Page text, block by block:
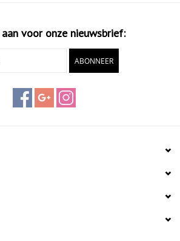
voor onze nieuwsbrief:
ABONNEER